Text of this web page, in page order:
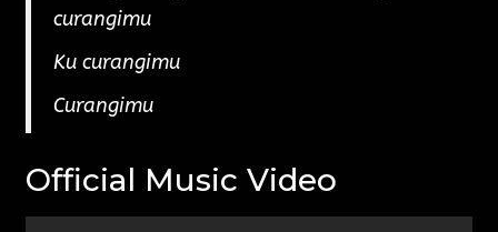
curangimu
Ku curangimu
Curangimu
Official Music Video